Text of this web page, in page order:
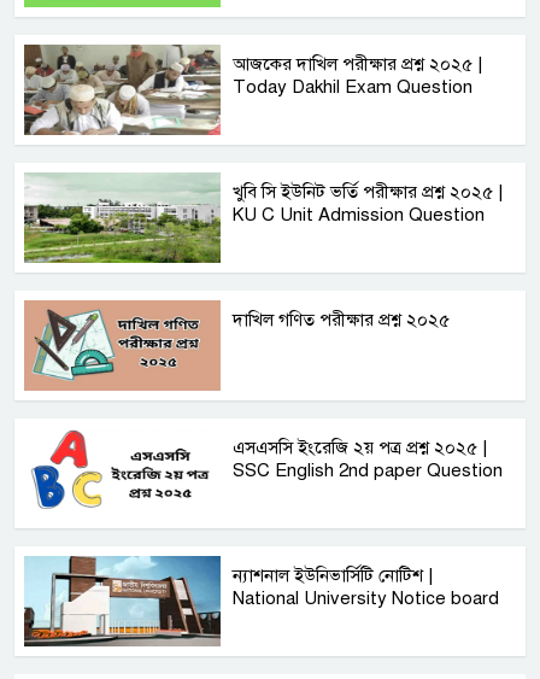
আজকের দাখিল পরীক্ষার প্রশ্ন ২০২৫ |
Today Dakhil Exam Question
খুবি সি ইউনিট ভর্তি পরীক্ষার প্রশ্ন ২০২৫ |
KU C Unit Admission Question
দাখিল গণিত পরীক্ষার প্রশ্ন ২০২৫
এসএসসি ইংরেজি ২য় পত্র প্রশ্ন ২০২৫ |
SSC English‌ 2nd paper Question
ন্যাশনাল ইউনিভার্সিটি নোটিশ |
National University Notice board